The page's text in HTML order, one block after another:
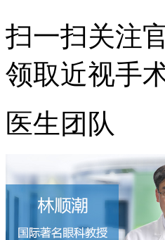
扫一扫关注
领取近视手
医生团队